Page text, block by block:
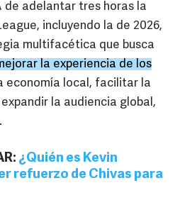
de adelantar tres horas la
incluyendo la de 2026,
multifacética que busca
la experiencia de los
economía local, facilitar la
la audiencia global,
¿Quién es Kevin
refuerzo de Chivas para